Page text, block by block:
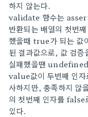
하지 않는다.
validate 함수는 assert
반환되는 배열의 첫번
했을때 true가 되는 값
된 결과값으로, 값 검증
실패했을땐 undefined
value값이 두번째 인
사하지만, 충족하지
의 첫번째 인자를
있다.